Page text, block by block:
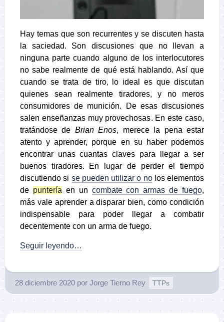
Hay temas que son recurrentes y se discuten hasta
la saciedad. Son discusiones que no llevan a
ninguna parte cuando alguno de los interlocutores
no sabe realmente de qué está hablando. Así que
cuando se trata de tiro, lo ideal es que discutan
quienes sean realmente tiradores, y no meros
consumidores de munición. De esas discusiones
salen enseñanzas muy provechosas. En este caso,
tratándose de Brian Enos, merece la pena estar
atento y aprender, porque en su haber podemos
encontrar unas cuantas claves para llegar a ser
buenos tiradores. En lugar de perder el tiempo
discutiendo si se pueden utilizar o nolos elementos
de puntería en un combate con armas de fuego,
más vale aprender a disparar bien, como condición
indispensable para poder llegar a combatir
decentemente con un arma de fuego.
Seguir leyendo…
28 diciembre 2020 por Jorge Tierno Rey TTPs